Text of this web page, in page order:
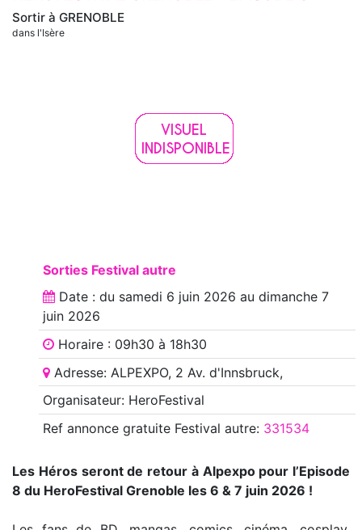
Sortir à GRENOBLE
dans l'Isère
Sorties Festival autre
Date : du samedi 6 juin 2026 au dimanche 7
juin 2026
Horaire : 09h30 à 18h30
Adresse: ALPEXPO, 2 Av. d'Innsbruck,
Organisateur: HeroFestival
Ref annoncegratuite Festival autre: 331534
Les Héros seront de retour à Alpexpo pour l’Episode
8 du HeroFestival Grenoble les 6 & 7 juin 2026 !